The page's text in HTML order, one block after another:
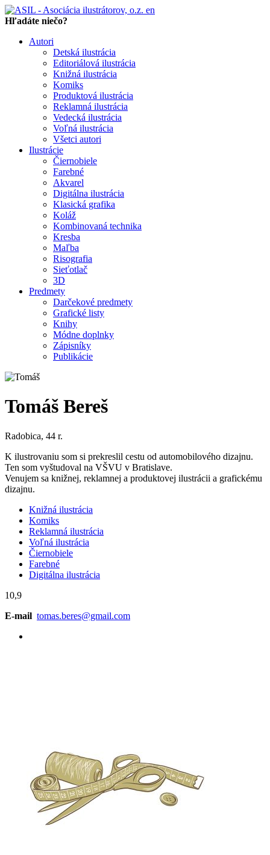
en
Hľadáte niečo?
Autori
Detská ilustrácia
Editoriálová ilustrácia
Knižná ilustrácia
Komiks
Produktová ilustrácia
Reklamná ilustrácia
Vedecká ilustrácia
Voľná ilustrácia
Všetci autori
Ilustrácie
Čiernobiele
Farebné
Akvarel
Digitálna ilustrácia
Klasická grafika
Koláž
Kombinovaná technika
Kresba
Maľba
Risografia
Sieťotlač
3D
Predmety
Darčekové predmety
Grafické listy
Knihy
Módne doplnky
Zápisníky
Publikácie
Tomáš Bereš
Radobica, 44 r.
K ilustrovaniu som si prekreslil cestu od automobilového dizajnu.
Ten som vyštudoval na VŠVU v Bratislave.
Venujem sa knižnej, reklamnej a produktovej ilustrácii a grafickému
dizajnu.
Knižná ilustrácia
Komiks
Reklamná ilustrácia
Voľná ilustrácia
Čiernobiele
Farebné
Digitálna ilustrácia
10,9
E-mail tomas.beres@gmail.com